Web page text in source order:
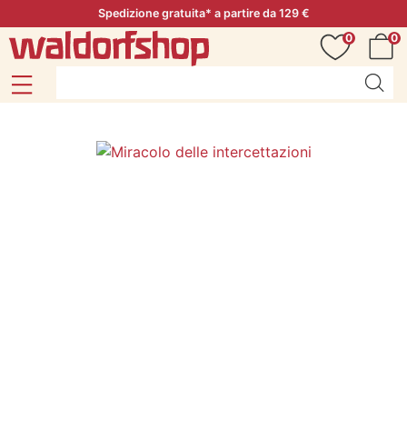
Spedizione gratuita* a partire da 129 €
0
0